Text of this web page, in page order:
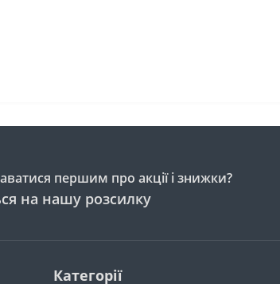
першим про акції і знижки?
на нашу розсилку
Категорії